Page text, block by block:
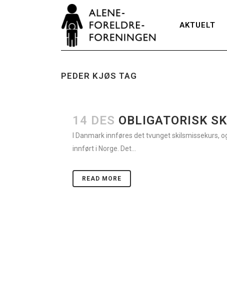
AKTUELT
PEDER KJØS TAG
14 DES OBLIGATORISK
I Danmark innføres det tvunget skilsmissekurs,
innført i Norge. Det...
READ MORE